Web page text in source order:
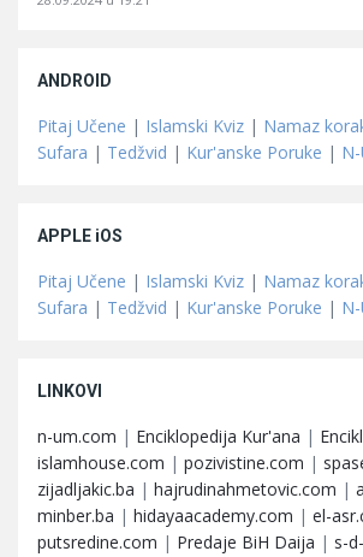
ANDROID
Pitaj Učene | Islamski Kviz | Namaz
Sufara | Tedžvid | Kur'anske Poruke |
APPLE iOS
Pitaj Učene | Islamski Kviz | Namaz
Sufara | Tedžvid | Kur'anske Poruke |
LINKOVI
n-um.com | Enciklopedija Kur'ana |
islamhouse.com | pozivistine.com |
zijadljakic.ba | hajrudinahmetovic.com |
minber.ba | hidayaacademy.com | el-
putsredine.com | Predaje BiH Daija | s-